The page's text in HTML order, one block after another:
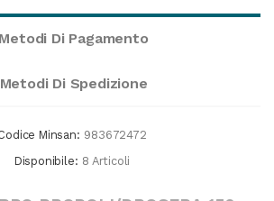
Metodi Di Pagamento
Metodi Di Spedizione
Minsan: 983672472
Disponibile: 8 Articoli